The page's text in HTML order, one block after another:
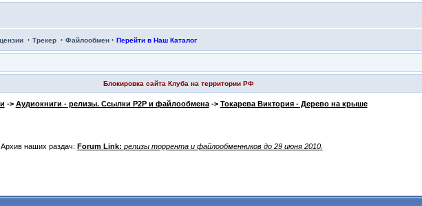
· Трекер· Файлообмен· Перейти в Наш Каталог
Блокировка сайта Клуба на территории РФ
-> Аудиокниги - релизы. Ссылки P2P и файлообмена-> Токарева Виктория - Дерево на крыше
наших раздач: Forum Link: релизы торрента и файлообменников до 29 июня 2010.